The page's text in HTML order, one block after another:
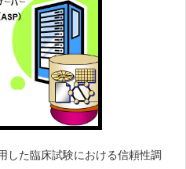
た臨床試験における信頼性調